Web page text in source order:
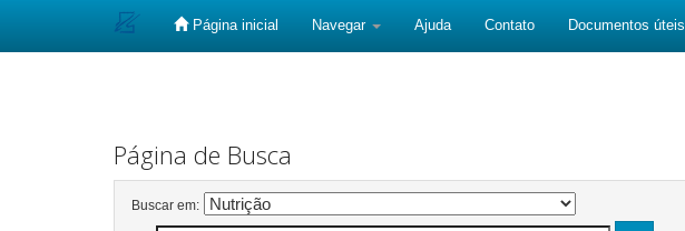
Página inicial Navegar Ajuda Contato Documentos úteis
Página de Busca
Buscar em: